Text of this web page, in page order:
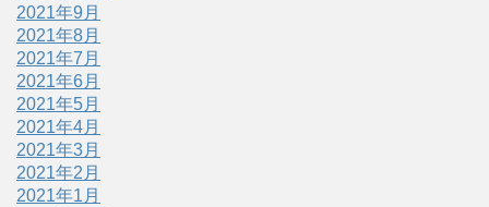
2021年9月
2021年8月
2021年7月
2021年6月
2021年5月
2021年4月
2021年3月
2021年2月
2021年1月